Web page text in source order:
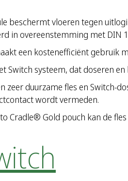
beschermt vloeren tegen
in overeenstemming met DIN
een kostenefficiënt gebruik
Switch systeem, dat doseren
zeer duurzame fles en Switch-
wordt vermeden.
Cradle® Gold pouch kan de